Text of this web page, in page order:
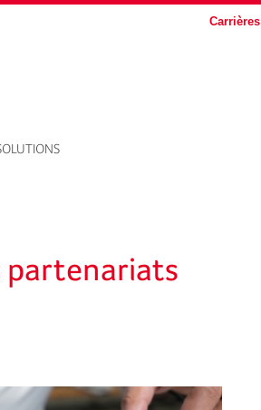
Carrières
partenariats